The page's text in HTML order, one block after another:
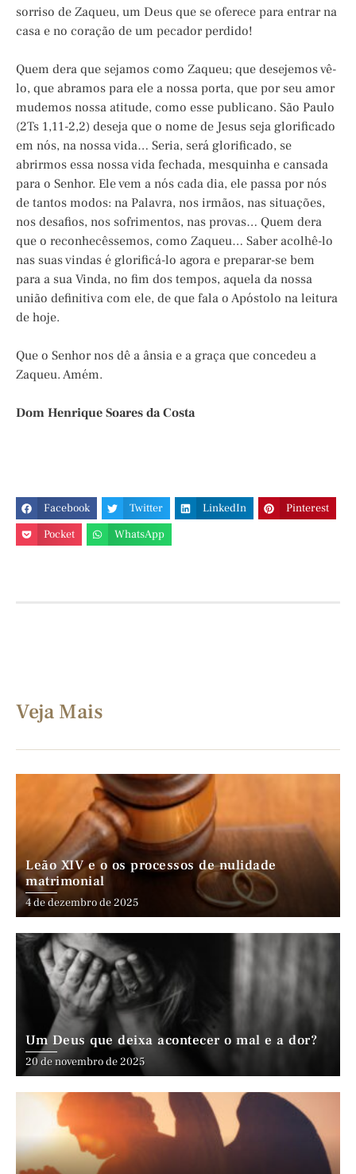
sorriso de Zaqueu, um Deus que se oferece para entrar na
casa e no coração de um pecador perdido!
Quem dera que sejamos como Zaqueu; que desejemos vê-
lo, que abramos para ele a nossa porta, que por seu amor
mudemos nossa atitude, como esse publicano. São Paulo
(2Ts 1,11-2,2) deseja que o nome de Jesus seja glorificado
em nós, na nossa vida… Seria, será glorificado, se
abrirmos essa nossa vida fechada, mesquinha e cansada
para o Senhor. Ele vem a nós cada dia, ele passa por nós
de tantos modos: na Palavra, nos irmãos, nas situações,
nos desafios, nos sofrimentos, nas provas… Quem dera
que o reconhecêssemos, como Zaqueu… Saber acolhê-lo
nas suas vindas é glorificá-lo agora e preparar-se bem
para a sua Vinda, no fim dos tempos, aquela da nossa
união definitiva com ele, de que fala o Apóstolo na leitura
de hoje.
Que o Senhor nos dê a ânsia e a graça que concedeu a
Zaqueu. Amém.
Dom Henrique Soares da Costa
Facebook Twitter LinkedIn
Pinterest
Pocket
WhatsApp
Veja Mais
Leão XIV e o os processos de nulidade
matrimonial
4 de dezembro de 2025
Um Deus que deixa acontecer o mal e a dor?
20 de novembro de 2025